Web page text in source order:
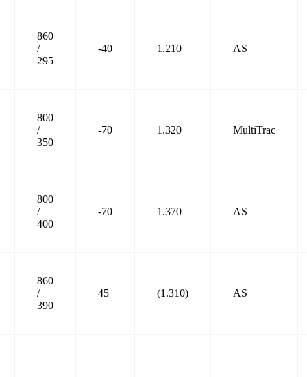
860
/
295
-40 1.210 AS
800
/
350
-70 1.320 MultiTrac
800
/
400
-70 1.370 AS
860
/
390
45 (1.310) AS